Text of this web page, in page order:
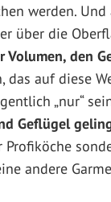
werden.
über die
den
das auf diese
„nur“
Geflügel
andere